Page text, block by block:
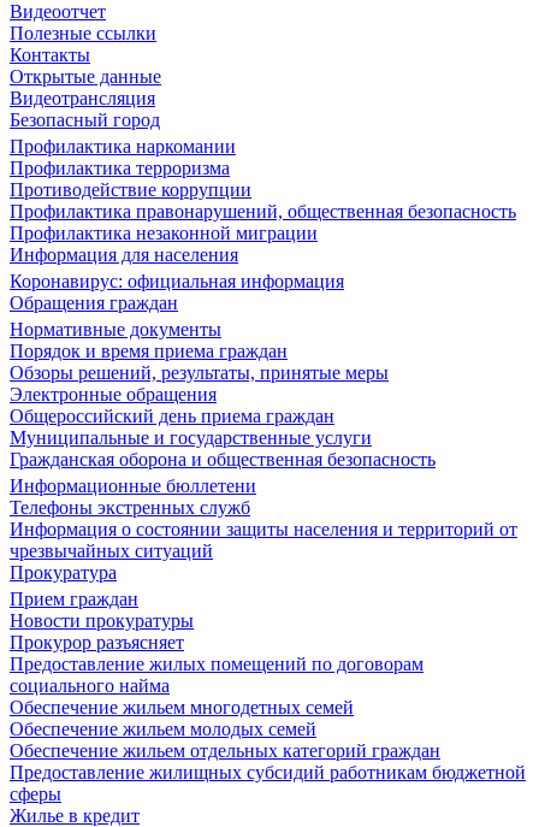
Видеоотчет
Полезные ссылки
Контакты
Открытые данные
Видеотрансляция
Безопасный город
Профилактика наркомании
Профилактика терроризма
Противодействие коррупции
Профилактика правонарушений, общественная безопасность
Профилактика незаконной миграции
Информация для населения
Коронавирус: официальная информация
Обращения граждан
Нормативные документы
Порядок и время приема граждан
Обзоры решений, результаты, принятые меры
Электронные обращения
Общероссийский день приема граждан
Муниципальные и государственные услуги
Гражданская оборона и общественная безопасность
Информационные бюллетени
Телефоны экстренных служб
Информация о состоянии защиты населения и территорий от
чрезвычайных ситуаций
Прокуратура
Прием граждан
Новости прокуратуры
Прокурор разъясняет
Предоставление жилых помещений по договорам
социального найма
Обеспечение жильем многодетных семей
Обеспечение жильем молодых семей
Обеспечение жильем отдельных категорий граждан
Предоставление жилищных субсидий работникам бюджетной
сферы
Жилье в кредит